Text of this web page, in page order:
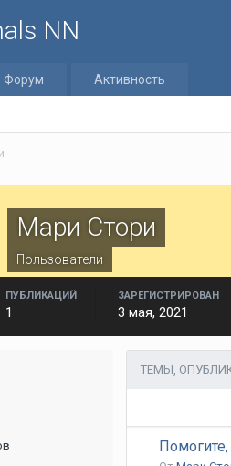
NN
Форум Активность
Мари Стори
Пользователи
ПУБЛИКАЦИЙ
1
ЗАРЕГИСТРИРОВАН
3 мая, 2021
ТЕМЫ,
Помогите,